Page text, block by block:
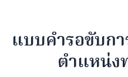
แบบคำรอขับก
ตำแหน่ง